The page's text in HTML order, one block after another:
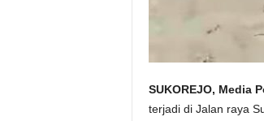
SUKOREJO, Media
terjadi di Jalan raya